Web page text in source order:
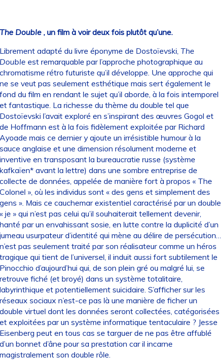
Double , un film à voir deux fois plutôt qu’une.
adapté du livre éponyme de Dostoïevski, The
est remarquable par l’approche photographique au
rétro futuriste qu’il développe. Une approche qui
se veut pas seulement esthétique mais sert également le
du film en rendant le sujet qu’il aborde, à la fois intemporel
fantastique. La richesse du thème du double tel que
l’avait exploré en s’inspirant des œuvres Gogol et
Hoffmann est à la fois fidèlement exploitée par Richard
mais ce dernier y ajoute un irrésistible humour à la
anglaise et une dimension résolument moderne et
en transposant la bureaucratie russe (système
avant la lettre) dans une sombre entreprise de
de données, appelée de manière fort à propos « The
», où les individus sont « des gens et simplement des
». Mais ce cauchemar existentiel caractérisé par un double
je » qui n’est pas celui qu’il souhaiterait tellement devenir,
par un envahissant sosie, en lutte contre la duplicité d’un
usurpateur d’identité qui mène au délire de persécution…
pas seulement traité par son réalisateur comme un héros
qui tient de l’universel, il induit aussi fort subtilement le
d’aujourd’hui qui, de son plein gré ou malgré lui, se
fiché (et broyé) dans un système totalitaire,
et potentiellement suicidaire. S’afficher sur les
sociaux n’est-ce pas là une manière de ficher un
virtuel dont les données seront collectées, catégorisées
exploitées par un système informatique tentaculaire ? Jesse
peut en tous cas se targuer de ne pas être affublé
bonnet d’âne pour sa prestation car il incarne
son double rôle.